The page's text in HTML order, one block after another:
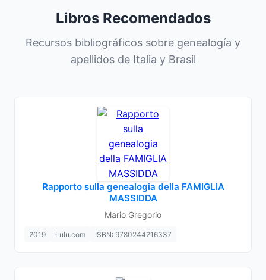
Libros Recomendados
Recursos bibliográficos sobre genealogía y
apellidos de Italia y Brasil
Rapporto sulla genealogia della FAMIGLIA
MASSIDDA
Mario Gregorio
2019 Lulu.com ISBN: 9780244216337